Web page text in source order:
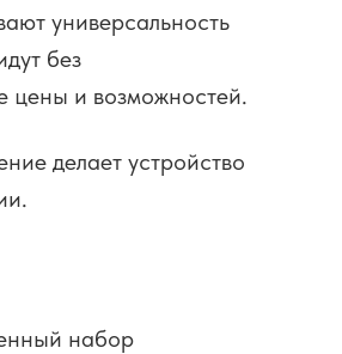
универсальность
без
цены и возможностей.
делает устройство
набор